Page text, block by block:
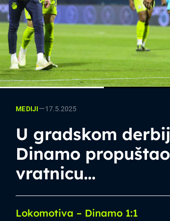
MEDIJI—17.5.2025
U gradskom
Dinamo
vratnicu...
Lokomotiva – Dinamo 1:1